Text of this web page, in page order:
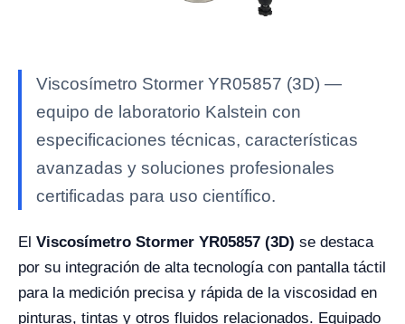
Viscosímetro Stormer YR05857 (3D) —
equipo de laboratorio Kalstein con
especificaciones técnicas, características
avanzadas y soluciones profesionales
certificadas para uso científico.
El Viscosímetro Stormer YR05857 (3D) se destaca
por su integración de alta tecnología con pantalla táctil
para la medición precisa y rápida de la viscosidad en
pinturas, tintas y otros fluidos relacionados. Equipado